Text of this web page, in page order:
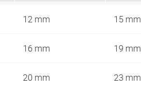
12 mm 15 mm
16 mm 19 mm
20 mm 23 mm